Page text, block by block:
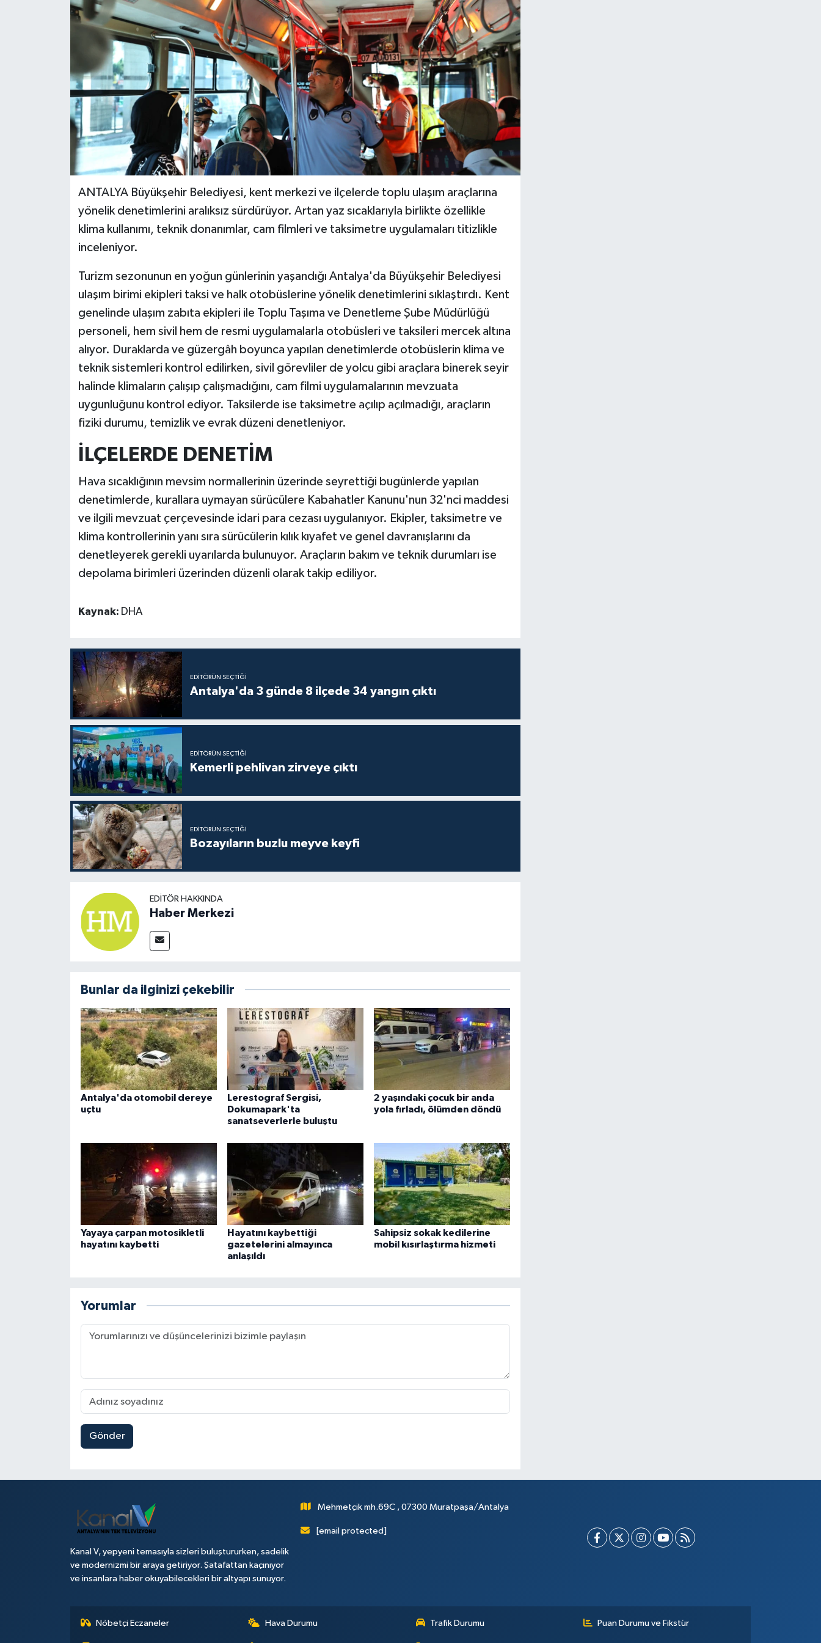
ANTALYA Büyükşehir Belediyesi, kent merkezi ve ilçelerde toplu ulaşım araçlarına
yönelik denetimlerini aralıksız sürdürüyor. Artan yaz sıcaklarıyla birlikte özellikle
klima kullanımı, teknik donanımlar, cam filmleri ve taksimetre uygulamaları titizlikle
inceleniyor.
Turizm sezonunun en yoğun günlerinin yaşandığı Antalya'da Büyükşehir Belediyesi
ulaşım birimi ekipleri taksi ve halk otobüslerine yönelik denetimlerini sıklaştırdı. Kent
genelinde ulaşım zabıta ekipleri ile Toplu Taşıma ve Denetleme Şube Müdürlüğü
personeli, hem sivil hem de resmi uygulamalarla otobüsleri ve taksileri mercek altına
alıyor. Duraklarda ve güzergâh boyunca yapılan denetimlerde otobüslerin klima ve
teknik sistemleri kontrol edilirken, sivil görevliler de yolcu gibi araçlara binerek seyir
halinde klimaların çalışıp çalışmadığını, cam filmi uygulamalarının mevzuata
uygunluğunu kontrol ediyor. Taksilerde ise taksimetre açılıp açılmadığı, araçların
fiziki durumu, temizlik ve evrak düzeni denetleniyor.
İLÇELERDE DENETİM
Hava sıcaklığının mevsim normallerinin üzerinde seyrettiği bugünlerde yapılan
denetimlerde, kurallara uymayan sürücülere Kabahatler Kanunu'nun 32'nci maddesi
ve ilgili mevzuat çerçevesinde idari para cezası uygulanıyor. Ekipler, taksimetre ve
klima kontrollerinin yanı sıra sürücülerin kılık kıyafet ve genel davranışlarını da
denetleyerek gerekli uyarılarda bulunuyor. Araçların bakım ve teknik durumları ise
depolama birimleri üzerinden düzenli olarak takip ediliyor.
Kaynak: DHA
EDITÖRÜN SEÇTIĞI
Antalya'da 3 günde 8 ilçede 34 yangın çıktı
EDITÖRÜN SEÇTIĞI
Kemerli pehlivan zirveye çıktı
EDITÖRÜN SEÇTIĞI
Bozayıların buzlu meyve keyfi
EDITÖR HAKKINDA
Haber Merkezi
Bunlar da ilginizi çekebilir
Antalya'da otomobil dereye
uçtu
Lerestograf Sergisi,
Dokumapark'ta
sanatseverlerle buluştu
2 yaşındaki çocuk bir anda
yola fırladı, ölümden döndü
Yayaya çarpan motosikletli
hayatını kaybetti
Hayatını kaybettiği
gazetelerini almayınca
anlaşıldı
Sahipsiz sokak kedilerine
mobil kısırlaştırma hizmeti
Yorumlar
Gönder
Kanal V, yepyeni temasıyla sizleri buluştururken, sadelik
ve modernizmi bir araya getiriyor. Şatafattan kaçınıyor
ve insanlara haber okuyabilecekleri bir altyapı sunuyor.
Mehmetçik mh.69C , 07300 Muratpaşa/Antalya
[email protected]
Nöbetçi Eczaneler Hava Durumu Trafik Durumu Puan Durumu ve Fikstür
Haberler
Kültür Sanat
Magazin
Öğle Bülteni
Televizyon